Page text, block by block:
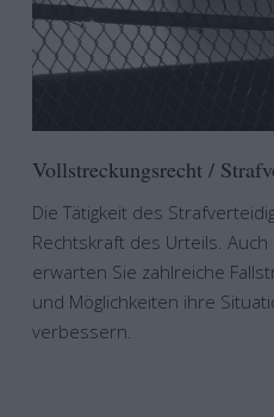
Vollstreckungsrecht /
Die Tätigkeit des
Rechtskraft des Urteils. Auch
erwarten Sie zahlreiche
und Möglichkeiten ihre
verbessern.